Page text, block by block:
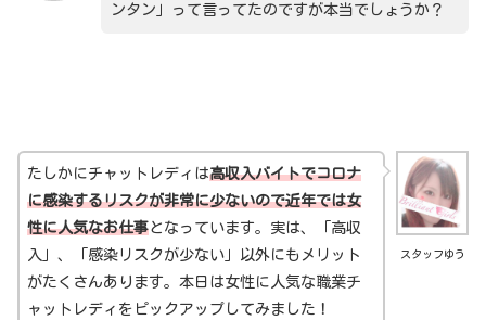
ンタン」って言ってたのですが本当でしょうか？
スタッフゆう
たしかにチャットレディは高収入バイトでコロナ
に感染するリスクが非常に少ないので近年では女
性に人気なお仕事となっています。実は、「高収
入」、「感染リスクが少ない」以外にもメリット
がたくさんあります。本日は女性に人気な職業チ
ャットレディをピックアップしてみました！